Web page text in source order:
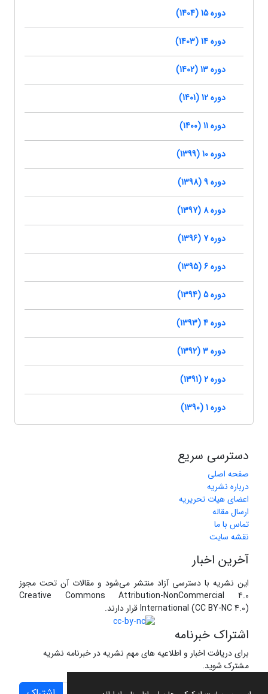
دوره 15 (1404)
دوره 14 (1403)
دوره 13 (1402)
دوره 12 (1401)
دوره 11 (1400)
دوره 10 (1399)
دوره 9 (1398)
دوره 8 (1397)
دوره 7 (1396)
دوره 6 (1395)
دوره 5 (1394)
دوره 4 (1393)
دوره 3 (1392)
دوره 2 (1391)
دوره 1 (1390)
دسترسی سریع
صفحه اصلی
درباره نشریه
اعضای هیات تحریریه
ارسال مقاله
تماس با ما
نقشه سایت
آخرین اخبار
این نشریه با دسترسی آزاد منتشر می‌شود و مقالات آن تحت مجوز
Creative Commons Attribution-NonCommercial 4.0
International (CC BY-NC 4.0) قرار دارند.
اشتراک خبرنامه
برای دریافت اخبار و اطلاعیه های مهم نشریه در خبرنامه نشریه
مشترک شوید.